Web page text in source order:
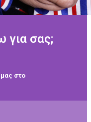
για σας;
μας στο